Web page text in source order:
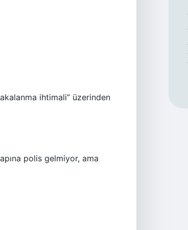
ihtimali” üzerinden
polis gelmiyor, ama